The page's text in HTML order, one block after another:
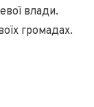
влади.
громадах.